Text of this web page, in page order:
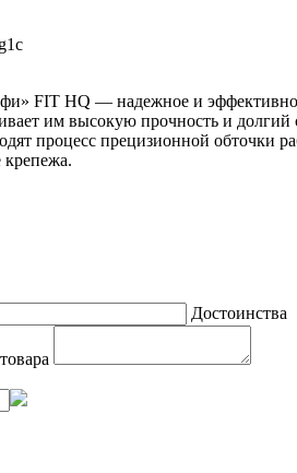
FIT HQ — надежное и
им высокую прочность и
процесс прецизионной
Достоинства